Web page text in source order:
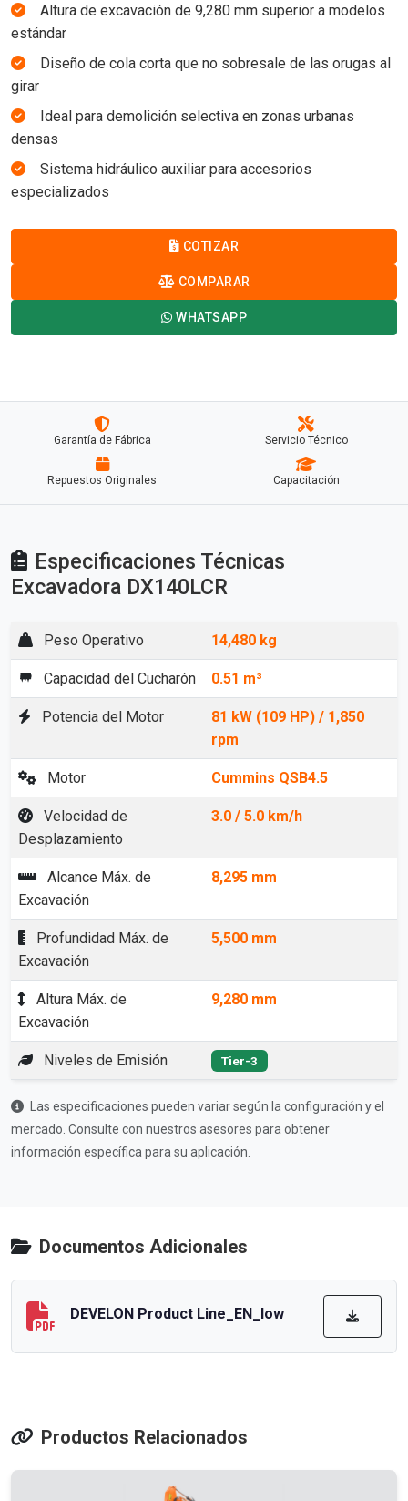
Altura de excavación de 9,280 mm superior a modelos
estándar
Diseño de cola corta que no sobresale de las orugas al
girar
Ideal para demolición selectiva en zonas urbanas
densas
Sistema hidráulico auxiliar para accesorios
especializados
COTIZAR
COMPARAR
WHATSAPP
Garantía de Fábrica Servicio Técnico
Repuestos Originales Capacitación
Especificaciones Técnicas
Excavadora DX140LCR
Peso Operativo 14,480 kg
Capacidad del Cucharón 0.51 m³
Potencia del Motor
81 kW (109 HP) / 1,850
rpm
Motor Cummins QSB4.5
Velocidad de
Desplazamiento
3.0 / 5.0 km/h
Alcance Máx. de
Excavación
8,295 mm
Profundidad Máx. de
Excavación
5,500 mm
Altura Máx. de
Excavación
9,280 mm
Niveles de Emisión Tier-3
Las especificaciones pueden variar según la configuración y el
mercado. Consulte con nuestros asesores para obtener
información específica para su aplicación.
Documentos Adicionales
DEVELON Product Line_EN_low
Productos Relacionados